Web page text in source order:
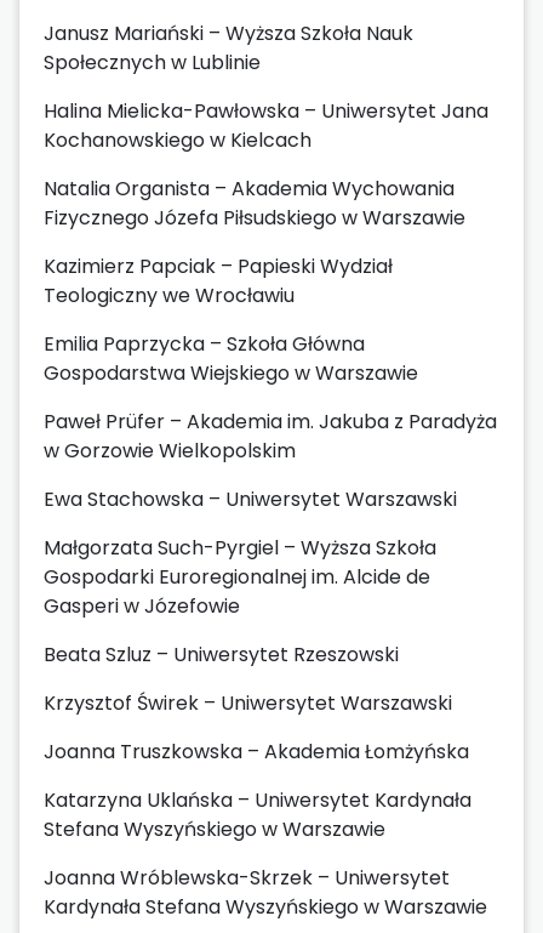
Janusz Mariański – Wyższa Szkoła Nauk
Społecznych w Lublinie
Halina Mielicka-Pawłowska – Uniwersytet Jana
Kochanowskiego w Kielcach
Natalia Organista – Akademia Wychowania
Fizycznego Józefa Piłsudskiego w Warszawie
Kazimierz Papciak – Papieski Wydział
Teologiczny we Wrocławiu
Emilia Paprzycka – Szkoła Główna
Gospodarstwa Wiejskiego w Warszawie
Paweł Prüfer – Akademia im. Jakuba z Paradyża
w Gorzowie Wielkopolskim
Ewa Stachowska – Uniwersytet Warszawski
Małgorzata Such-Pyrgiel – Wyższa Szkoła
Gospodarki Euroregionalnej im. Alcide de
Gasperi w Józefowie
Beata Szluz – Uniwersytet Rzeszowski
Krzysztof Świrek – Uniwersytet Warszawski
Joanna Truszkowska – Akademia Łomżyńska
Katarzyna Uklańska – Uniwersytet Kardynała
Stefana Wyszyńskiego w Warszawie
Joanna Wróblewska-Skrzek – Uniwersytet
Kardynała Stefana Wyszyńskiego w Warszawie